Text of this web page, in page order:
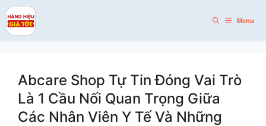
Skip
to
content
Menu
Abcare Shop Tự Tin Đóng Vai Trò
Là 1 Cầu Nối Quan Trọng Giữa
Các Nhân Viên Y Tế Và Những